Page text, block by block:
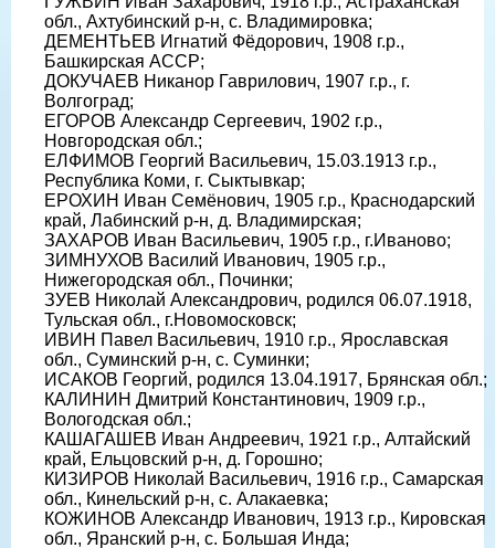
обл., Ахтубинский р-н, с. Владимировка;
ДЕМЕНТЬЕВ Игнатий Фёдорович, 1908 г.р.,
Башкирская АССР;
ДОКУЧАЕВ Никанор Гаврилович, 1907 г.р., г.
Волгоград;
ЕГОРОВ Александр Сергеевич, 1902 г.р.,
Новгородская обл.;
ЕЛФИМОВ Георгий Васильевич, 15.03.1913 г.р.,
Республика Коми, г. Сыктывкар;
ЕРОХИН Иван Семёнович, 1905 г.р., Краснодарский
край, Лабинский р-н, д. Владимирская;
ЗАХАРОВ Иван Васильевич, 1905 г.р., г.Иваново;
ЗИМНУХОВ Василий Иванович, 1905 г.р.,
Нижегородская обл., Починки;
ЗУЕВ Николай Александрович, родился 06.07.1918,
Тульская обл., г.Новомосковск;
ИВИН Павел Васильевич, 1910 г.р., Ярославская
обл., Суминский р-н, с. Суминки;
ИСАКОВ Георгий, родился 13.04.1917, Брянская обл.;
КАЛИНИН Дмитрий Константинович, 1909 г.р.,
Вологодская обл.;
КАШАГАШЕВ Иван Андреевич, 1921 г.р., Алтайский
край, Ельцовский р-н, д. Горошно;
КИЗИРОВ Николай Васильевич, 1916 г.р., Самарская
обл., Кинельский р-н, с. Алакаевка;
КОЖИНОВ Александр Иванович, 1913 г.р., Кировская
обл., Яранский р-н, с. Большая Инда;